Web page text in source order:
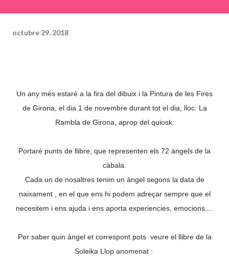
octubre 29, 2018
Un any més estaré a la fira del dibuix i la Pintura de les Fires
de Girona, el dia 1 de novembre durant tot el dia, lloc: La
Rambla de Girona, aprop del quiosk.
Portaré punts de llibre, que representen els 72 àngels de la
càbala.
Cada un de nosaltres tenim un àngel segons la data de
naixament , en el que ens hi podem adreçar sempre que el
necesitem i ens ajuda i ens aporta experiencies, emocions....
Per saber quin àngel et correspont pots veure el llibre de la
Soleika Llop anomenat :